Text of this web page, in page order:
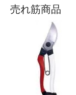
売れ筋商品